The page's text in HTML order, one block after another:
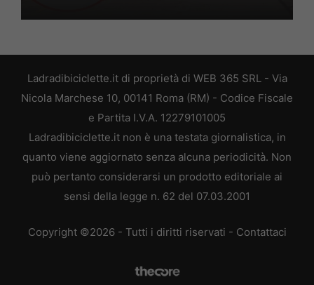
Ladradibiciclette.it di proprietà di WEB 365 SRL - Via
Nicola Marchese 10, 00141 Roma (RM) - Codice Fiscale
e Partita I.V.A. 12279101005
Ladradibiciclette.it non è una testata giornalistica, in
quanto viene aggiornato senza alcuna periodicità. Non
può pertanto considerarsi un prodotto editoriale ai
sensi della legge n. 62 del 07.03.2001
Copyright ©2026 - Tutti i diritti riservati - Contattaci